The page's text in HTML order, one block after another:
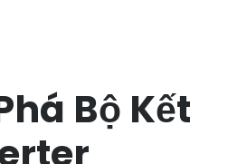
Bộ Kết